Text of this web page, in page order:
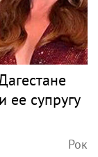
ее супругу
Рок